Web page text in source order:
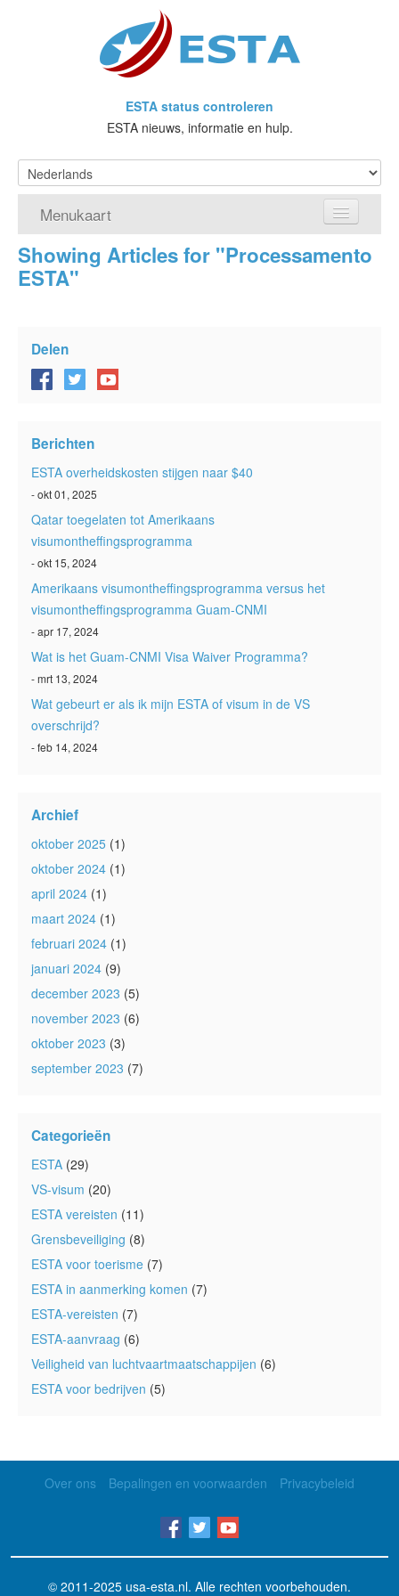
ESTA status controleren
ESTA nieuws, informatie en hulp.
Menukaart
Home
VWP
ESTA-artikelen
Neem contact op met
Showing Articles for "Processamento
ESTA"
Delen
Berichten
ESTA overheidskosten stijgen naar $40
- okt 01, 2025
Qatar toegelaten tot Amerikaans
visumontheffingsprogramma
- okt 15, 2024
Amerikaans visumontheffingsprogramma versus het
visumontheffingsprogramma Guam-CNMI
- apr 17, 2024
Wat is het Guam-CNMI Visa Waiver Programma?
- mrt 13, 2024
Wat gebeurt er als ik mijn ESTA of visum in de VS
overschrijd?
- feb 14, 2024
Archief
oktober 2025 (1)
oktober 2024 (1)
april 2024 (1)
maart 2024 (1)
februari 2024 (1)
januari 2024 (9)
december 2023 (5)
november 2023 (6)
oktober 2023 (3)
september 2023 (7)
Categorieën
ESTA (29)
VS-visum (20)
ESTA vereisten (11)
Grensbeveiliging (8)
ESTA voor toerisme (7)
ESTA in aanmerking komen (7)
ESTA-vereisten (7)
ESTA-aanvraag (6)
Veiligheid van luchtvaartmaatschappijen (6)
ESTA voor bedrijven (5)
Over ons Bepalingen en voorwaarden Privacybeleid
© 2011-2025 usa-esta.nl. Alle rechten voorbehouden.